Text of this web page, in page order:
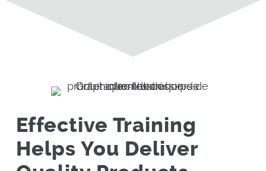
Effective Training
Helps You Deliver